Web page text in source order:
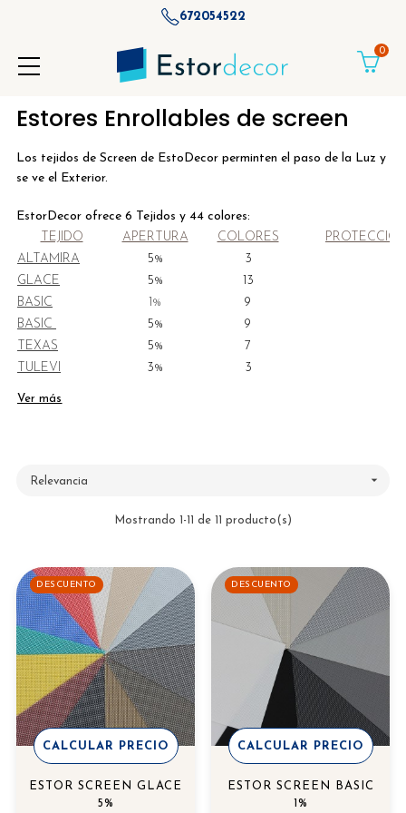
672054522
0
Estores Enrollables de screen
Los tejidos de Screen de EstoDecor perminten el paso de la Luz y
se ve el Exterior.
EstorDecor ofrece 6 Tejidos y 44 colores:
TEJIDO
APERTURA COLORES
ALTAMIRA
5% 3
GLACE
5% 13
BASIC
1% 9
BASIC
5% 9
TEXAS
5% 7
TULEVI
3% 3
Ver más
Relevancia 
Mostrando 1-11 de 11 producto(s)
DESCUENTO
CALCULAR PRECIO
ESTOR SCREEN GLACE
5%
DESCUENTO
CALCULAR PRECIO
ESTOR SCREEN BASIC
1%